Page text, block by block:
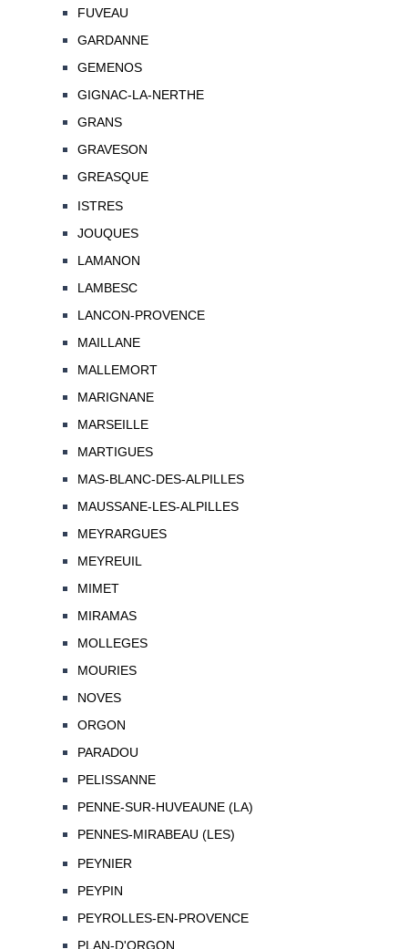
FUVEAU
GARDANNE
GEMENOS
GIGNAC-LA-NERTHE
GRANS
GRAVESON
GREASQUE
ISTRES
JOUQUES
LAMANON
LAMBESC
LANCON-PROVENCE
MAILLANE
MALLEMORT
MARIGNANE
MARSEILLE
MARTIGUES
MAS-BLANC-DES-ALPILLES
MAUSSANE-LES-ALPILLES
MEYRARGUES
MEYREUIL
MIMET
MIRAMAS
MOLLEGES
MOURIES
NOVES
ORGON
PARADOU
PELISSANNE
PENNE-SUR-HUVEAUNE (LA)
PENNES-MIRABEAU (LES)
PEYNIER
PEYPIN
PEYROLLES-EN-PROVENCE
PLAN-D'ORGON